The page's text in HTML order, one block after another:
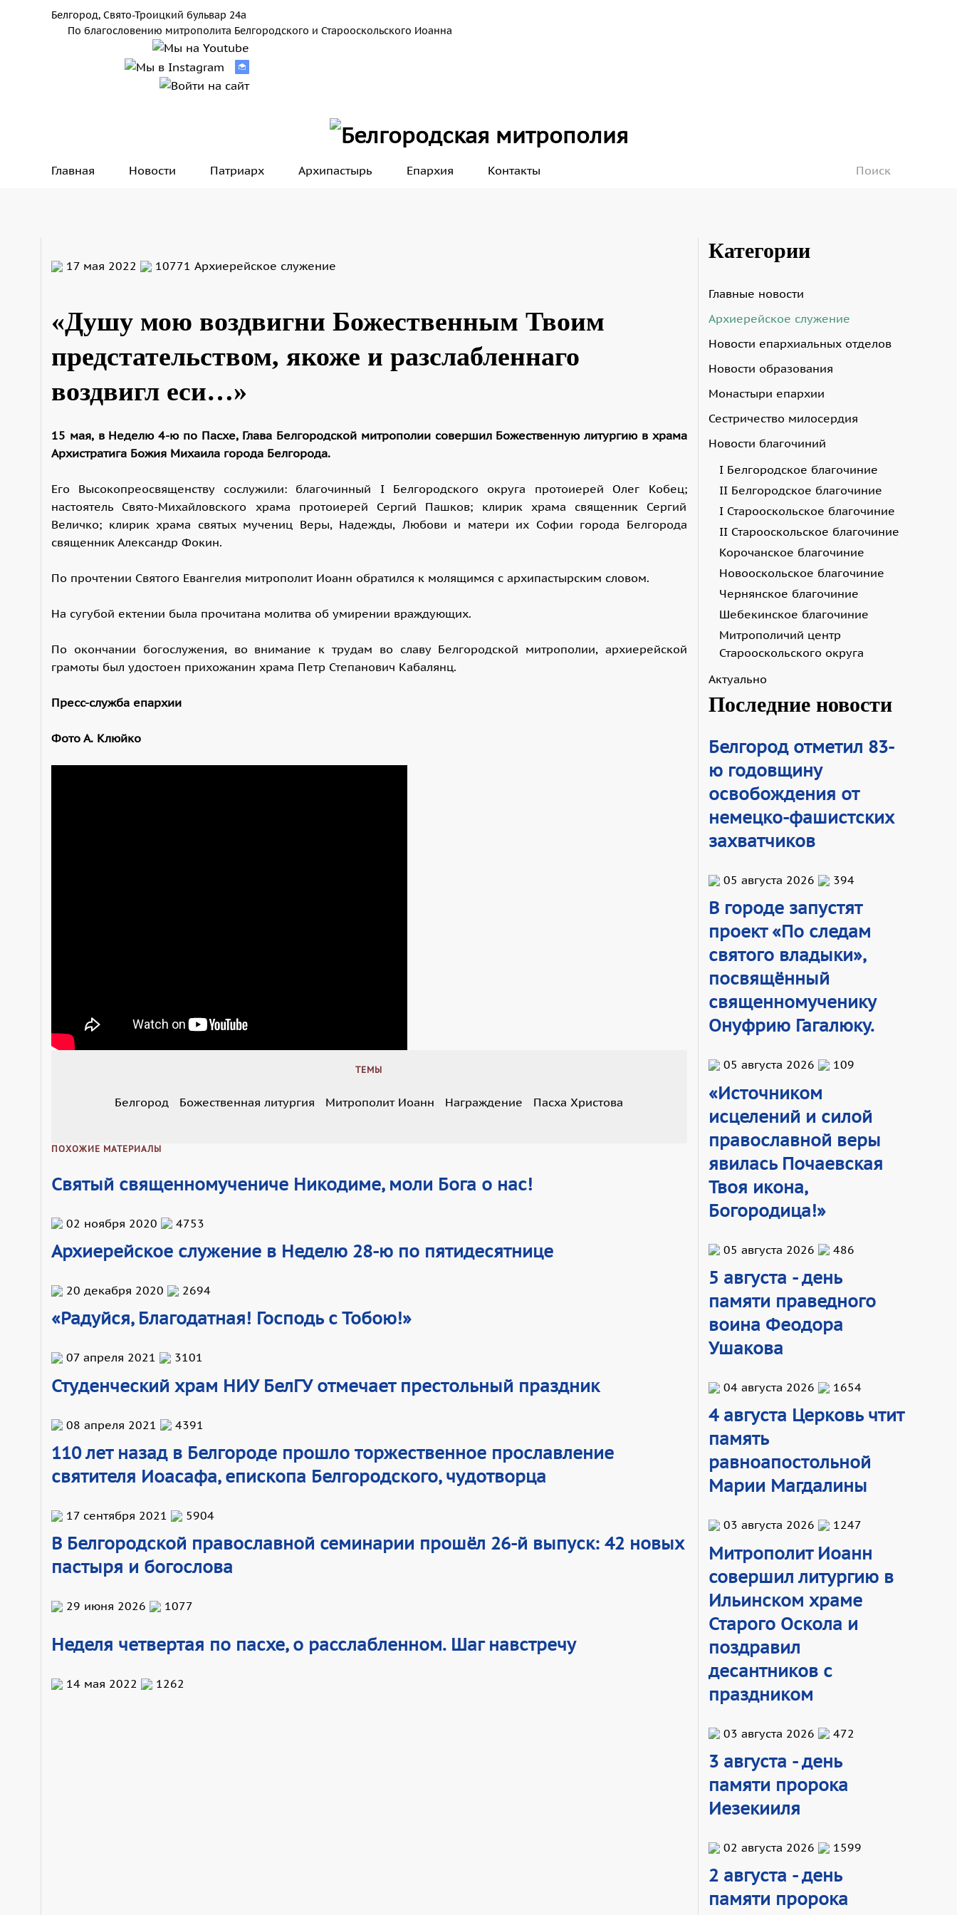
Белгород, Свято-Троицкий бульвар 24а
По благословению митрополита Белгородского и Старооскольского Иоанна
Главная Новости Патриарх Архипастырь Епархия Контакты
17 мая 2022 10771 Архиерейское служение
«Душу мою воздвигни Божественным Твоим
предстательством, якоже и разслабленнаго
воздвигл еси…»
15 мая, в Неделю 4-ю по Пасхе, Глава Белгородской митрополии совершил Божественную литургию в храма
Архистратига Божия Михаила города Белгорода.
Его Высокопреосвященству сослужили: благочинный I Белгородского округа протоиерей Олег Кобец;
настоятель Свято-Михайловского храма протоиерей Сергий Пашков; клирик храма священник Сергий
Величко; клирик храма святых мучениц Веры, Надежды, Любови и матери их Софии города Белгорода
священник Александр Фокин.
По прочтении Святого Евангелия митрополит Иоанн обратился к молящимся с архипастырским словом.
На сугубой ектении была прочитана молитва об умирении враждующих.
По окончании богослужения, во внимание к трудам во славу Белгородской митрополии, архиерейской
грамоты был удостоен прихожанин храма Петр Степанович Кабалянц.
Пресс-служба епархии
Фото А. Клюйко
ТЕМЫ
Белгород Божественная литургия Митрополит Иоанн Награждение Пасха Христова
ПОХОЖИЕ МАТЕРИАЛЫ
Святый священномучениче Никодиме, моли Бога о нас!
02 ноября 2020 4753
Архиерейское служение в Неделю 28-ю по пятидесятнице
20 декабря 2020 2694
«Радуйся, Благодатная! Господь с Тобою!»
07 апреля 2021 3101
Студенческий храм НИУ БелГУ отмечает престольный праздник
08 апреля 2021 4391
110 лет назад в Белгороде прошло торжественное прославление
святителя Иоасафа, епископа Белгородского, чудотворца
17 сентября 2021 5904
В Белгородской православной семинарии прошёл 26-й выпуск: 42 новых
пастыря и богослова
29 июня 2026 1077
Неделя четвертая по пасхе, о расслабленном. Шаг навстречу
14 мая 2022 1262
Категории
Главные новости
Архиерейское служение
Новости епархиальных отделов
Новости образования
Монастыри епархии
Сестричество милосердия
Новости благочиний
I Белгородское благочиние
II Белгородское благочиние
I Старооскольское благочиние
II Старооскольское благочиние
Корочанское благочиние
Новооскольское благочиние
Чернянское благочиние
Шебекинское благочиние
Митрополичий центр
Старооскольского округа
Актуально
Последние новости
Белгород отметил 83-
ю годовщину
освобождения от
немецко-фашистских
захватчиков
05 августа 2026 394
В городе запустят
проект «По следам
святого владыки»,
посвящённый
священномученику
Онуфрию Гагалюку.
05 августа 2026 109
«Источником
исцелений и силой
православной веры
явилась Почаевская
Твоя икона,
Богородица!»
05 августа 2026 486
5 августа - день
памяти праведного
воина Феодора
Ушакова
04 августа 2026 1654
4 августа Церковь чтит
память
равноапостольной
Марии Магдалины
03 августа 2026 1247
Митрополит Иоанн
совершил литургию в
Ильинском храме
Старого Оскола и
поздравил
десантников с
праздником
03 августа 2026 472
3 августа - день
памяти пророка
Иезекииля
02 августа 2026 1599
2 августа - день
памяти пророка